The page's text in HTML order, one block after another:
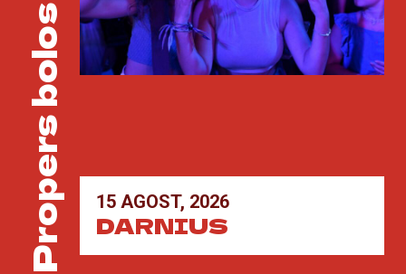
15 AGOST, 2026
DARNIUS
Propers bolos